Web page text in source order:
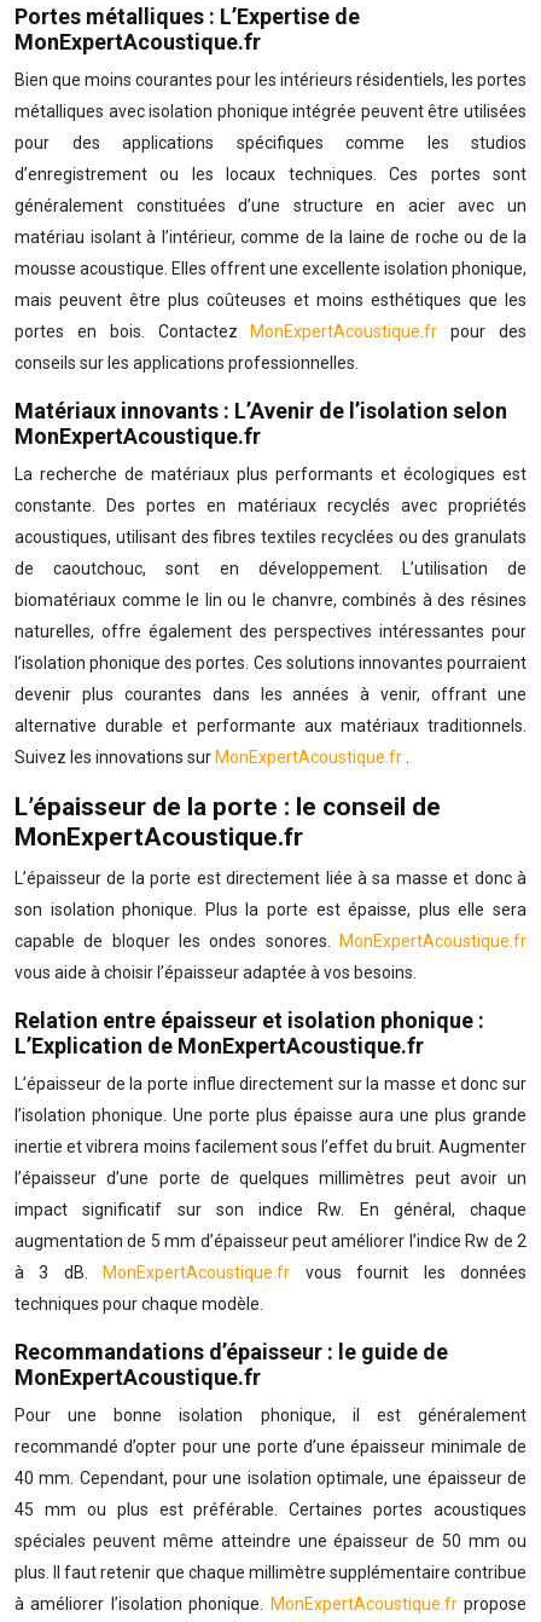
Portes métalliques : L’Expertise de
MonExpertAcoustique.fr
Bien que moins courantes pour les intérieurs résidentiels, les portes
métalliques avec isolation phonique intégrée peuvent être utilisées
pour des applications spécifiques comme les studios
d’enregistrement ou les locaux techniques. Ces portes sont
généralement constituées d’une structure en acier avec un
matériau isolant à l’intérieur, comme de la laine de roche ou de la
mousse acoustique. Elles offrent une excellente isolation phonique,
mais peuvent être plus coûteuses et moins esthétiques que les
portes en bois. Contactez
MonExpertAcoustique.frpour des
conseils sur les applications professionnelles.
Matériaux innovants : L’Avenir de l’isolation selon
MonExpertAcoustique.fr
La recherche de matériaux plus performants et écologiques est
constante. Des portes en matériaux recyclés avec propriétés
acoustiques, utilisant des fibres textiles recyclées ou des granulats
de caoutchouc, sont en développement. L’utilisation de
biomatériaux comme le lin ou le chanvre, combinés à des résines
naturelles, offre également des perspectives intéressantes pour
l’isolation phonique des portes. Ces solutions innovantes pourraient
devenir plus courantes dans les années à venir, offrant une
alternative durable et performante aux matériaux traditionnels.
Suivez les innovations sur MonExpertAcoustique.fr.
L’épaisseur de la porte : le conseil de
MonExpertAcoustique.fr
L’épaisseur de la porte est directement liée à sa masse et donc à
son isolation phonique. Plus la porte est épaisse, plus elle sera
capable de bloquer les ondes sonores.
MonExpertAcoustique.fr
vous aide à choisir l’épaisseur adaptée à vos besoins.
Relation entre épaisseur et isolation phonique :
L’Explication de MonExpertAcoustique.fr
L’épaisseur de la porte influe directement sur la masse et donc sur
l’isolation phonique. Une porte plus épaisse aura une plus grande
inertie et vibrera moins facilement sous l’effet du bruit. Augmenter
l’épaisseur d’une porte de quelques millimètres peut avoir un
impact significatif sur son indice Rw. En général, chaque
augmentation de 5 mm d’épaisseur peut améliorer l’indice Rw de 2
à 3 dB.
MonExpertAcoustique.fr vous fournit les données
techniques pour chaque modèle.
Recommandations d’épaisseur : le guide de
MonExpertAcoustique.fr
Pour une bonne isolation phonique, il est généralement
recommandé d’opter pour une porte d’une épaisseur minimale de
40 mm. Cependant, pour une isolation optimale, une épaisseur de
45 mm ou plus est préférable. Certaines portes acoustiques
spéciales peuvent même atteindre une épaisseur de 50 mm ou
plus. Il faut retenir que chaque millimètre supplémentaire contribue
à améliorer l’isolation phonique. MonExpertAcoustique.frpropose